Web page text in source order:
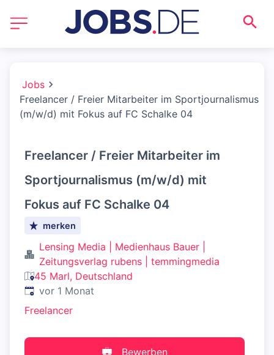
Jobs
Freelancer / Freier Mitarbeiter im Sportjournalismus
(m/w/d) mit Fokus auf FC Schalke 04
Freelancer / Freier Mitarbeiter im
Sportjournalismus (m/w/d) mit
Fokus auf FC Schalke 04
merken
Lensing Media | Medienhaus Bauer |
Zeitungsverlag rubens | temmingmedia
45 Marl, Deutschland
Veröffentlicht:
vor 1 Monat
Freelancer
Bewerben